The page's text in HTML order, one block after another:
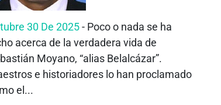
30 De 2025- Poco o nada se ha
acerca de la verdadera vida de
Moyano, “alias Belalcázar”.
e historiadores lo han proclamado
el...